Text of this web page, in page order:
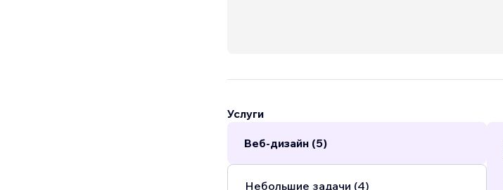
Услуги
Веб-дизайн (5)
Небольшие задачи (4)